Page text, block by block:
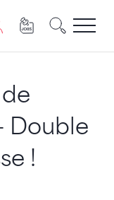
benötigt.
Double
!